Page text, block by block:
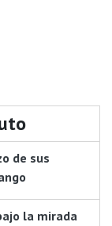
de sus
la mirada